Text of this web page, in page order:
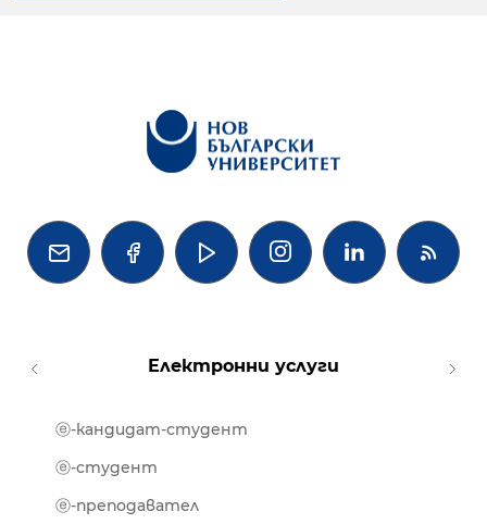
   
Електронни услуги
ⓔ-кандидат-студент
ⓔ-студент
ⓔ-преподавател